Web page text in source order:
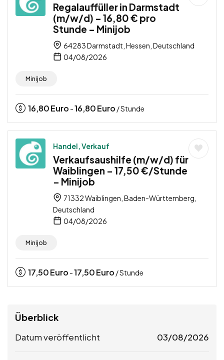
Regalauffüller in Darmstadt
(m/w/d) – 16,80 € pro
Stunde – Minijob
64283 Darmstadt, Hessen, Deutschland
04/08/2026
Minijob
16,80Euro -16,80Euro / Stunde
Handel, Verkauf
Verkaufsaushilfe (m/w/d) für
Waiblingen – 17,50 €/Stunde
– Minijob
71332 Waiblingen, Baden-Württemberg,
Deutschland
04/08/2026
Minijob
17,50Euro -17,50Euro / Stunde
Überblick
Datum veröffentlicht 03/08/2026